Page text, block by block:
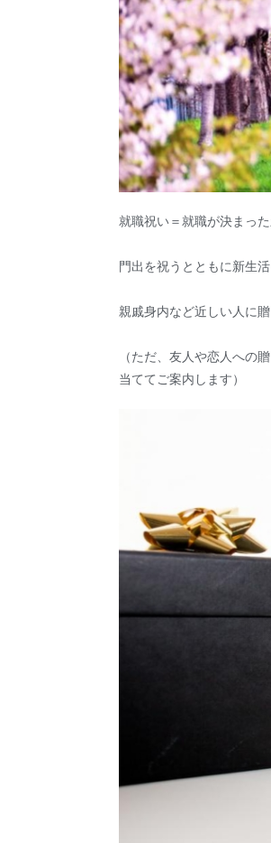
就職祝い＝就職が決まっ
門出を祝うとともに新生
親戚身内など近しい人に
（ただ、友人や恋人への
当ててご案内します）